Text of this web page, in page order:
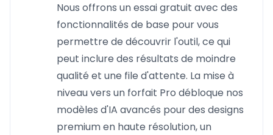
Nous offrons un essai gratuit avec des
fonctionnalités de base pour vous
permettre de découvrir l'outil, ce qui
peut inclure des résultats de moindre
qualité et une file d'attente. La mise à
niveau vers un forfait Pro débloque nos
modèles d'IA avancés pour des designs
premium en haute résolution, un